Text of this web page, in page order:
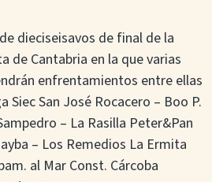
dieciseisavos de final de la
de Cantabria en la que varias
enfrentamientos entre ellas
Siec San José Rocacero – Boo P.
– La Rasilla Peter&Pan
– Los Remedios La Ermita
al Mar Const. Cárcoba